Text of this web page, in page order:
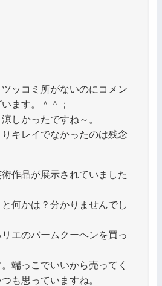
ッコミ所がないのにコメン
ます。＾＾；
しかったですね～。
キレイでなかったのは残念
作品が展示されていました
何かは？分かりませんでし
エのバームクーヘンを買っ
端っこでいいから売ってく
も思っていますね。